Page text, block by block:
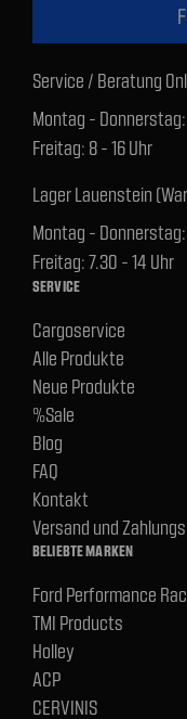
Service / Beratung
Montag - Donnerstag:
Freitag: 8 - 16 Uhr
Lager Lauenstein
Montag - Donnerstag:
Freitag: 7.30 - 14 Uhr
SERVICE
Cargoservice
Alle Produkte
Neue Produkte
%Sale
Blog
FAQ
Kontakt
Versand und
BELIEBTE MARKEN
Ford Performance
TMI Products
Holley
ACP
CERVINIS